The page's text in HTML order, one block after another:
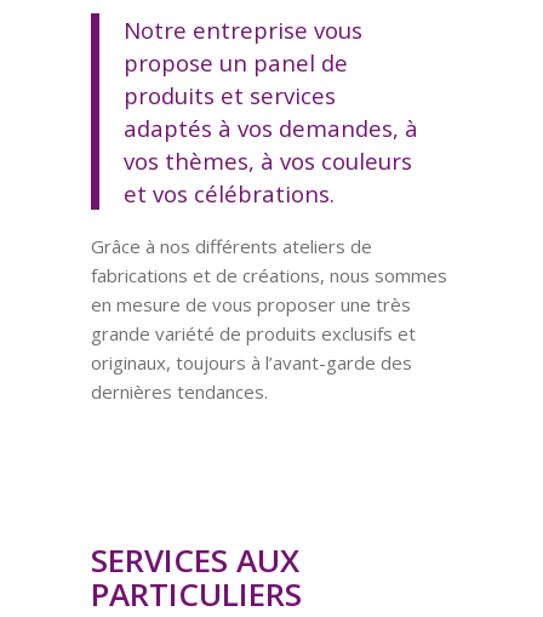
Notre entreprise vous
propose un panel de
produits et services
adaptés à vos demandes, à
vos thèmes, à vos couleurs
et vos célébrations.
Grâce à nos différents ateliers de
fabrications et de créations, nous sommes
en mesure de vous proposer une très
grande variété de produits exclusifs et
originaux, toujours à l’avant-garde des
dernières tendances.
SERVICES AUX
PARTICULIERS